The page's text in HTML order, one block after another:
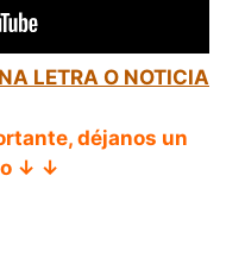
LETRA O NOTICIA
déjanos un
↓ ↓